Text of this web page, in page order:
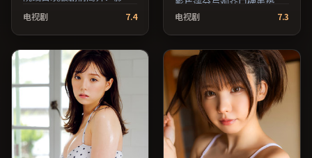
以冷静叙事铺陈人物处境，
现实压力与理想执念相互拉
扯；由娄烨执导，亚当·德
赖弗、妻夫木聪、役所广司
等主演，泰国出品，喜剧类
型，2023年上映 / 2023年2
月2日于泰国地区院线首映，
网络平台同步更新片源。影
片信息含剧情简介与主创阵
容，便于检索与比对。（国
产影视资源大全免费条目索
引，支持片名与演员交叉检
电视剧 7.4
（国产影视资源大全免费条
电视剧 7.3